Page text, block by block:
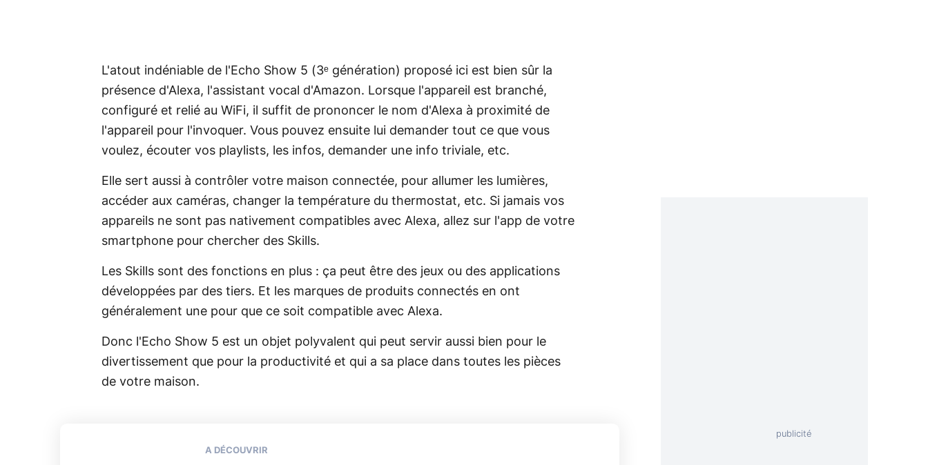
L'atout indéniable de l'Echo Show 5 (3ᵉ génération) proposé ici est bien sûr la
présence d'Alexa, l'assistant vocal d'Amazon. Lorsque l'appareil est branché,
configuré et relié au WiFi, il suffit de prononcer le nom d'Alexa à proximité de
l'appareil pour l'invoquer. Vous pouvez ensuite lui demander tout ce que vous
voulez, écouter vos playlists, les infos, demander une info triviale, etc.
Elle sert aussi à contrôler votre maison connectée, pour allumer les lumières,
accéder aux caméras, changer la température du thermostat, etc. Si jamais vos
appareils ne sont pas nativement compatibles avec Alexa, allez sur l'app de votre
smartphone pour chercher des Skills.
Les Skills sont des fonctions en plus : ça peut être des jeux ou des applications
développées par des tiers. Et les marques de produits connectés en ont
généralement une pour que ce soit compatible avec Alexa.
Donc l'Echo Show 5 est un objet polyvalent qui peut servir aussi bien pour le
divertissement que pour la productivité et qui a sa place dans toutes les pièces
de votre maison.
A DÉCOUVRIR